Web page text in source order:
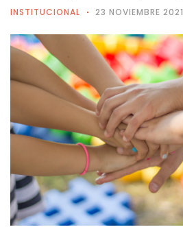
INSTITUCIONAL 23 NOVIEMBRE 2021